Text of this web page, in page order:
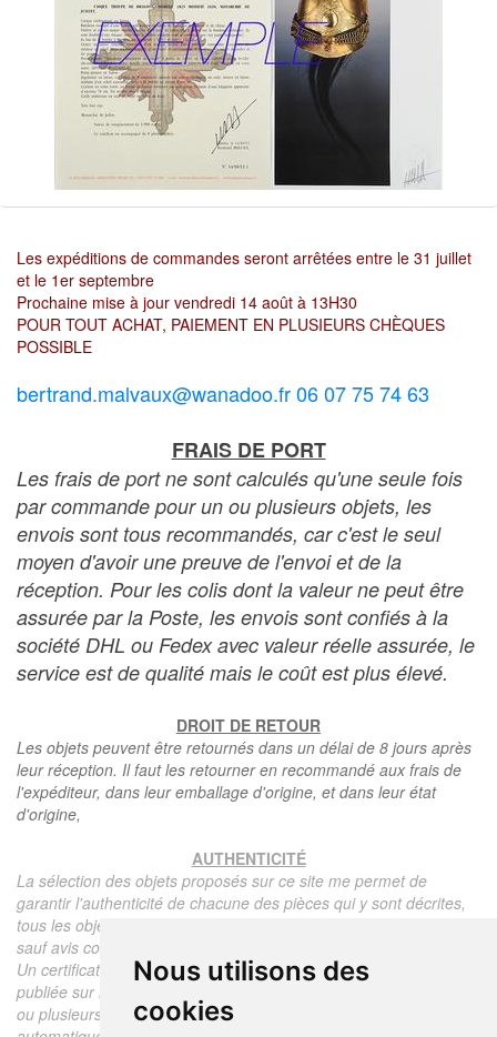
Nous utilisons des
cookies
Les expéditions de commandes seront arrêtées entre le 31 juillet
et le 1er septembre
Prochaine mise à jour vendredi 14 août à 13H30
POUR TOUT ACHAT, PAIEMENT EN PLUSIEURS CHÈQUES
POSSIBLE
bertrand.malvaux@wanadoo.fr 06 07 75 74 63
FRAIS DE PORT
Les frais de port ne sont calculés qu'une seule fois
par commande pour un ou plusieurs objets, les
envois sont tous recommandés, car c'est le seul
moyen d'avoir une preuve de l'envoi et de la
réception. Pour les colis dont la valeur ne peut être
assurée par la Poste, les envois sont confiés à la
société DHL ou Fedex avec valeur réelle assurée, le
service est de qualité mais le coût est plus élevé.
DROIT DE RETOUR
Les objets peuvent être retournés dans un délai de 8 jours après
leur réception. Il faut les retourner en recommandé aux frais de
l'expéditeur, dans leur emballage d'origine, et dans leur état
d'origine,
AUTHENTICITÉ
La sélection des objets proposés sur ce site me permet de
garantir l'authenticité de chacune des pièces qui y sont décrites,
tous les objets proposés sont garantis d'époque et authentiques,
sauf avis contraire ou restriction dans la description.
Un certificat d'authenticité de l'objet reprenant la description
publiée sur le site, l'époque, le prix de vente, accompagné d'une
ou plusieurs photographies en couleurs est communiqué